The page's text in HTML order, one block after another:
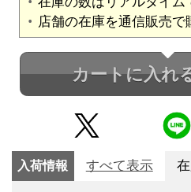
店舗の在庫を通信販売で
カートに入れ
入荷情報 すべて表示